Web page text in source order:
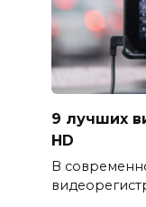
9 лучших
HD
В